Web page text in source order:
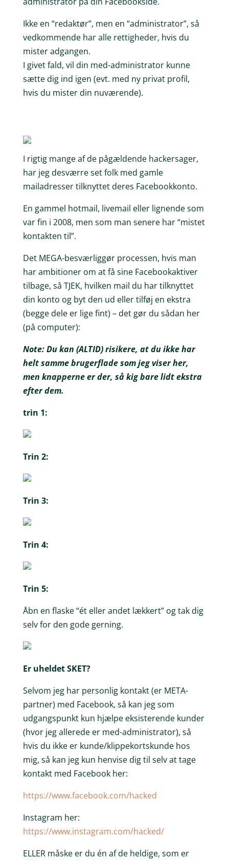
Ikke en “redaktør”, men en “administrator”, så
vedkommende har alle rettigheder, hvis du
mister adgangen.
I givet fald, vil din med-administrator kunne
sætte dig ind igen (evt. med ny privat profil,
hvis du mister din nuværende).
I rigtig mange af de pågældende hackersager,
har jeg desværre set folk med gamle
mailadresser tilknyttet deres Facebookkonto.
En gammel hotmail, livemail eller lignende som
var fin i 2008, men som man senere har “mistet
kontakten til”.
Det MEGA-besværliggør processen, hvis man
har ambitioner om at få sine Facebookaktiver
tilbage, så TJEK, hvilken mail du har tilknyttet
din konto og byt den ud eller tilføj en ekstra
(begge dele er lige fint) – det gør du sådan her
(på computer):
Note: Du kan (ALTID) risikere, at du ikke har
helt samme brugerflade som jeg viser her,
men knapperne er der, så kig bare lidt ekstra
efter dem.
trin 1:
Trin 2:
Trin 3:
Trin 4:
Trin 5:
Åbn en flaske “ét eller andet lækkert” og tak dig
selv for den gode gerning.
Er uheldet SKET?
Selvom jeg har personlig kontakt (er META-
partner) med Facebook, så kan jeg som
udgangspunkt kun hjælpe eksisterende kunder
(hvor jeg allerede er med-administrator), så
hvis du ikke er kunde/klippekortskunde hos
mig, så kan jeg kun henvise dig til selv at tage
kontakt med Facebook her:
https://www.facebook.com/hacked
Instagram her:
https://www.instagram.com/hacked/
ELLER måske er du én af de heldige, som er